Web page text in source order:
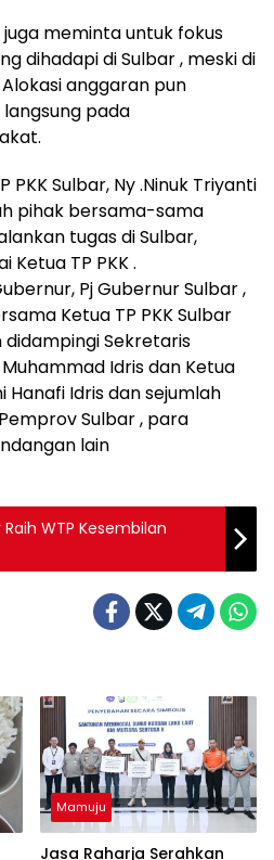
juga meminta untuk fokus
dihadapi di Sulbar , meski di
anggaran pun
pada
PKK Sulbar, Ny .Ninuk Triyanti
pihak bersama-sama
tugas di Sulbar,
TP PKK .
Pj Gubernur Sulbar ,
Ketua TP PKK Sulbar
didampingi Sekretaris
Idris dan Ketua
Hanafi Idris dan sejumlah
Sulbar , para
lain
WTP Kesembilan
Mamuju
Jasa Raharja Serahkan